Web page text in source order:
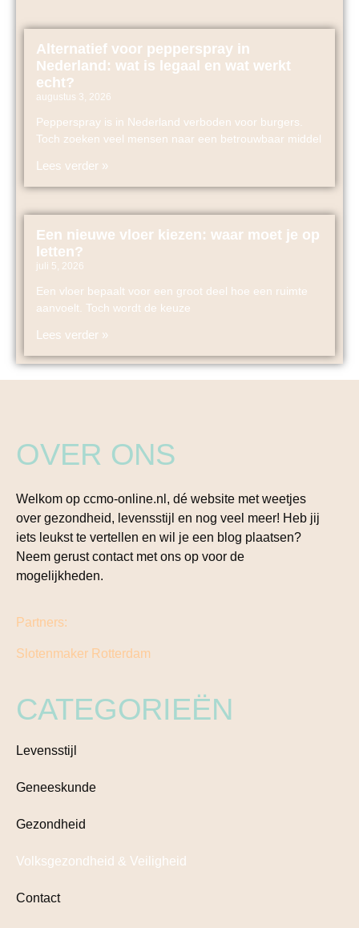
Alternatief voor pepperspray in
Nederland: wat is legaal en wat werkt
echt?
augustus 3, 2026
Pepperspray is in Nederland verboden voor burgers.
Toch zoeken veel mensen naar een betrouwbaar middel
Lees verder »
Een nieuwe vloer kiezen: waar moet je op
letten?
juli 5, 2026
Een vloer bepaalt voor een groot deel hoe een ruimte
aanvoelt. Toch wordt de keuze
Lees verder »
OVER ONS
Welkom op ccmo-online.nl, dé website met weetjes
over gezondheid, levensstijl en nog veel meer! Heb jij
iets leukst te vertellen en wil je een blog plaatsen?
Neem gerust contact met ons op voor de
mogelijkheden.
Partners:
Slotenmaker Rotterdam
CATEGORIEËN
Levensstijl
Geneeskunde
Gezondheid
Volksgezondheid & Veiligheid
Contact